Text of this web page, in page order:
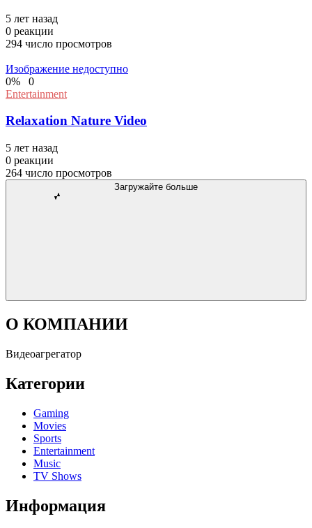
5 лет назад
0 реакции
294 число просмотров
Изображение недоступно
0% 0
Entertainment
Relaxation Nature Video
5 лет назад
0 реакции
264 число просмотров
Загружайте больше
О КОМПАНИИ
Видеоагрегатор
Категории
Gaming
Movies
Sports
Entertainment
Music
TV Shows
Информация